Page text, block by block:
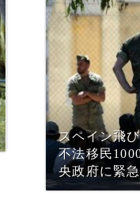
スペイン飛
不法移民
央政府に緊